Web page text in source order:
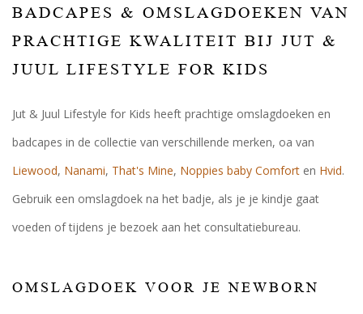
BADCAPES & OMSLAGDOEKEN VAN
PRACHTIGE KWALITEIT BIJ JUT &
JUUL LIFESTYLE FOR KIDS
Jut & Juul Lifestyle for Kids heeft prachtige omslagdoeken en
badcapes in de collectie van verschillende merken, oa van
Liewood, Nanami, That's Mine, Noppies baby Comfort en Hvid.
Gebruik een omslagdoek na het badje, als je je kindje gaat
voeden of tijdens je bezoek aan het consultatiebureau.
OMSLAGDOEK VOOR JE NEWBORN